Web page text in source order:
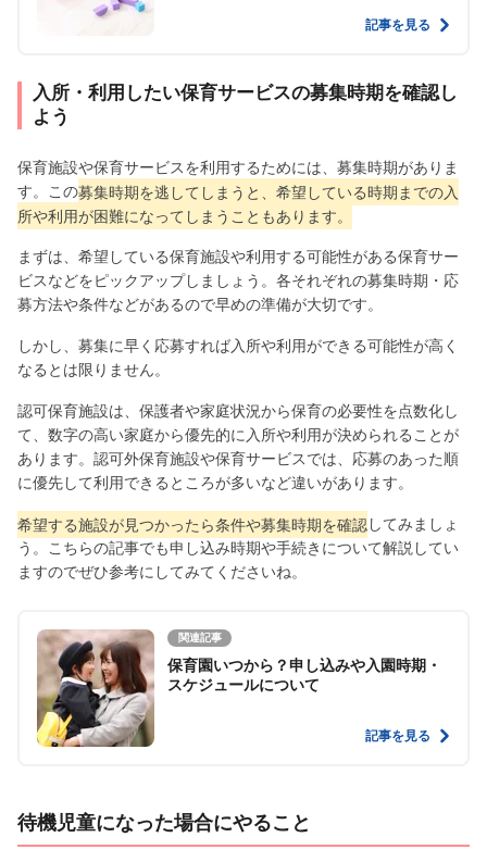
記事を見る
入所・利用したい保育サービスの募集時期を確認し
よう
保育施設や保育サービスを利用するためには、募集時期がありま
す。この募集時期を逃してしまうと、希望している時期までの入
所や利用が困難になってしまうこともあります。
まずは、希望している保育施設や利用する可能性がある保育サー
ビスなどをピックアップしましょう。各それぞれの募集時期・応
募方法や条件などがあるので早めの準備が大切です。
しかし、募集に早く応募すれば入所や利用ができる可能性が高く
なるとは限りません。
認可保育施設は、保護者や家庭状況から保育の必要性を点数化し
て、数字の高い家庭から優先的に入所や利用が決められることが
あります。認可外保育施設や保育サービスでは、応募のあった順
に優先して利用できるところが多いなど違いがあります。
希望する施設が見つかったら条件や募集時期を確認してみましょ
う。こちらの記事でも申し込み時期や手続きについて解説してい
ますのでぜひ参考にしてみてくださいね。
関連記事
保育園いつから？申し込みや入園時期・
スケジュールについて
記事を見る
待機児童になった場合にやること